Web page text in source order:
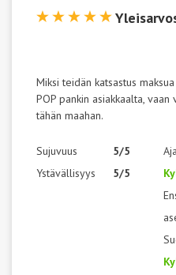
Miksi teidän katsastus
POP pankin asiakkaalta,
tähän maahan.
Sujuvuus
Ystävällisyys
5/5
5/5